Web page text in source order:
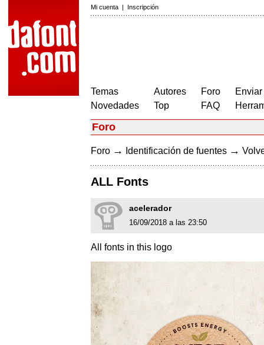
Mi cuenta | Inscripción
Temas
Novedades
Autores
Top
Foro
FAQ
Foro
Foro → Identificación de fuentes →
ALL Fonts
acelerador
16/09/2018 a las 23:50
All fonts in this logo